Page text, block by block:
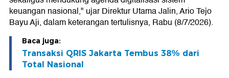
keuangan nasional," ujar Direktur Utama Jalin, Ario Tejo
Bayu Aji, dalam keterangan tertulisnya, Rabu (8/7/2026).
Baca juga:
Transaksi QRIS Jakarta Tembus 38% dari
Total Nasional